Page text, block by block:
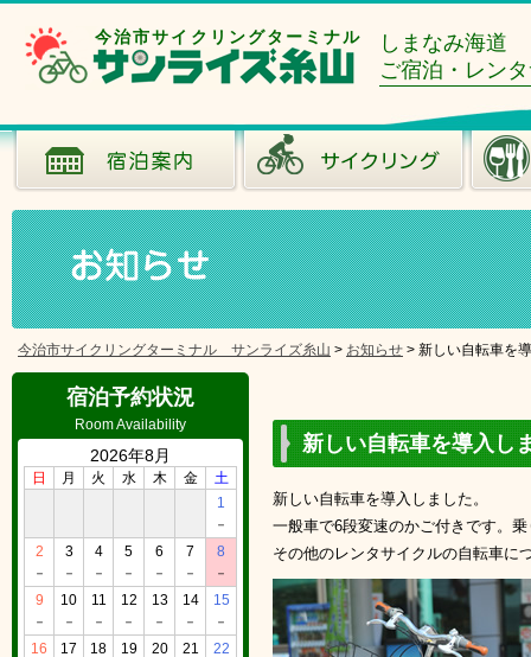
今治市サイクリングターミナル
しまなみ海道
ご宿泊・レン
今治市サイクリングターミナル サンライズ糸山 > お知らせ > 新しい自転車を
宿泊予約状況
Room Availability
2026年8月
日 月 火 水 木 金
土
1
－
2
－
3
－
4
－
5
－
6
－
7
－
8
－
9
－
10
－
11
－
12
－
13
－
14
－
15
－
16 17 18 19 20 21 22
新しい自転車を導入し
新しい自転車を導入しました。
一般車で6段変速のかご付きです。
その他のレンタサイクルの自転車に